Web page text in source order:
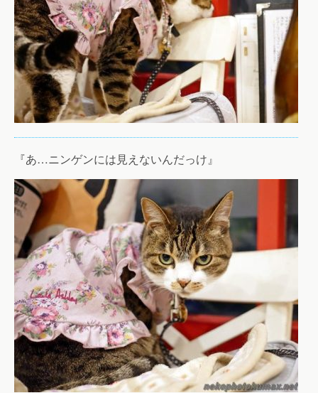
『あ…ニンゲンには見えないんだっけ』